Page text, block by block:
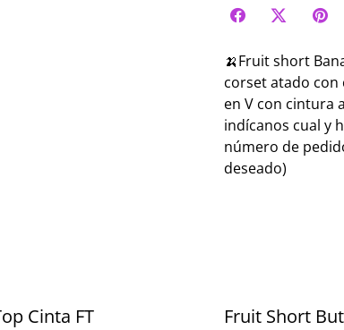
🍌Fruit short
corset atado con
en V con cintura
indícanos cual y
número de
deseado)
Cinta FT
Fruit Short